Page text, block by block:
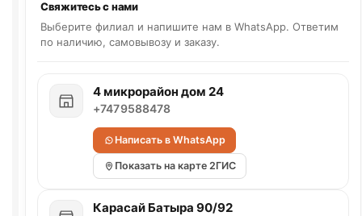
Свяжитесь с нами
Выберите филиал и напишите нам в WhatsApp. Ответим
по наличию, самовывозу и заказу.
4 микрорайон дом 24
+7479588478
Написать в WhatsApp
Показать на карте 2ГИС
Карасай Батыра 90/92